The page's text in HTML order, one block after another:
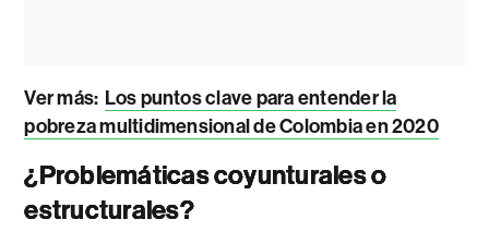
Ver más: Los puntos clave para entender la
pobreza multidimensional de Colombia en 2020
¿Problemáticas coyunturales o
estructurales?